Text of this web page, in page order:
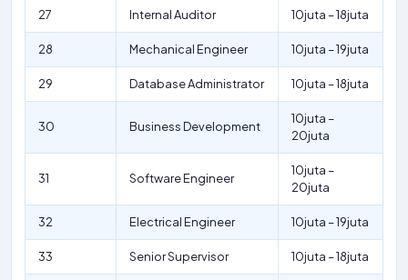
27 Internal Auditor 10juta – 18juta
28 Mechanical Engineer 10juta – 19juta
29 Database Administrator 10juta – 18juta
30 Business Development
10juta –
20juta
31 Software Engineer
10juta –
20juta
32 Electrical Engineer 10juta – 19juta
33 Senior Supervisor 10juta – 18juta